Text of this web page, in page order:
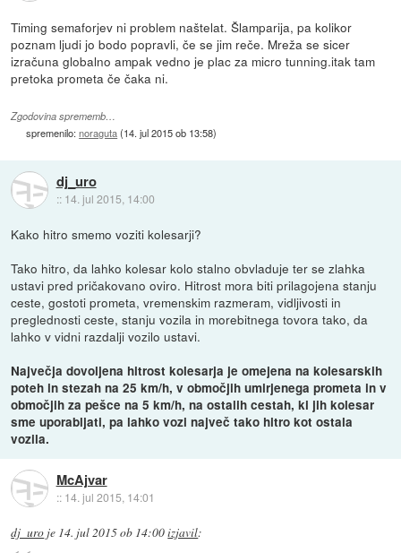
Timing semaforjev ni problem naštelat. Šlamparija, pa kolikor
poznam ljudi jo bodo popravli, če se jim reče. Mreža se sicer
izračuna globalno ampak vedno je plac za micro tunning.itak tam
pretoka prometa če čaka ni.
Zgodovina sprememb…
spremenilo:noraguta(14. jul 2015 ob 13:58)
dj_uro
:: 14. jul 2015, 14:00
Kako hitro smemo voziti kolesarji?
Tako hitro, da lahko kolesar kolo stalno obvladuje ter se zlahka
ustavi pred pričakovano oviro. Hitrost mora biti prilagojena stanju
ceste, gostoti prometa, vremenskim razmeram, vidljivosti in
preglednosti ceste, stanju vozila in morebitnega tovora tako, da
lahko v vidni razdalji vozilo ustavi.
Največja dovoljena hitrost kolesarja je omejena na kolesarskih
poteh in stezah na 25 km/h, v območjih umirjenega prometa in v
območjih za pešce na 5 km/h, na ostalih cestah, ki jih kolesar
sme uporabljati, pa lahko vozi največ tako hitro kot ostala
vozila.
McAjvar
:: 14. jul 2015, 14:01
dj_uro je 14. jul 2015 ob 14:00izjavil: